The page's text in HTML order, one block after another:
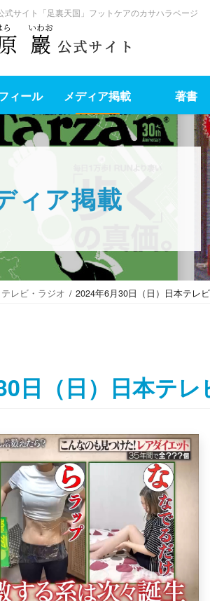
式サイト「足裏天国」フットケアのカサハラページ
ィール メディア掲載 著書
ィア掲載
テレビ・ラジオ 2024年6月30日（日）日本テレ
日（日）日本テレ